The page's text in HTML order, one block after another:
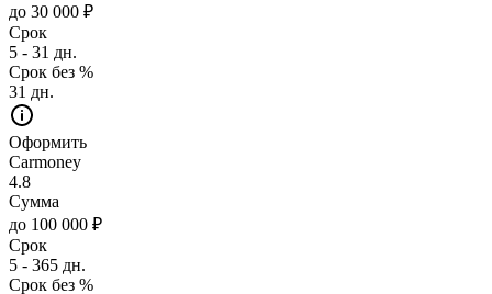
до 30 000 ₽
Срок
5 - 31 дн.
Срок без %
31 дн.
Оформить
Carmoney
4.8
Сумма
до 100 000 ₽
Срок
5 - 365 дн.
Срок без %